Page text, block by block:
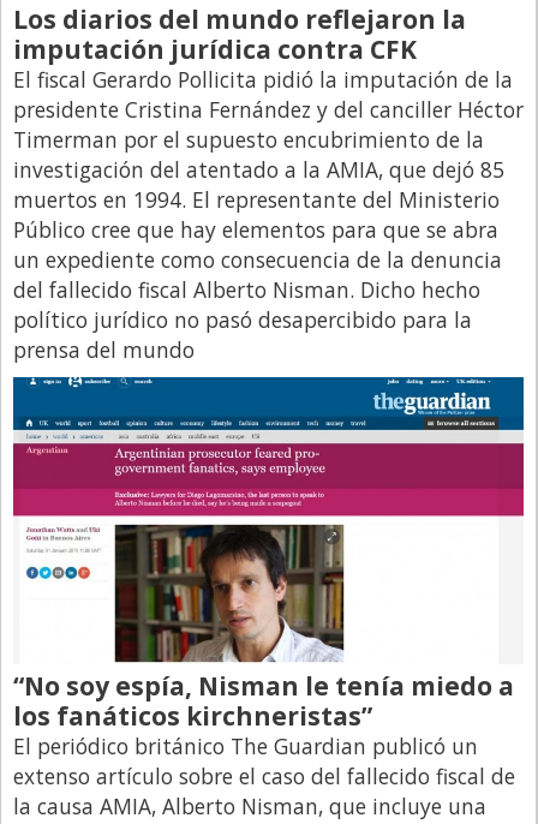
Los diarios del mundo reflejaron la
imputación jurídica contra CFK
El fiscal Gerardo Pollicita pidió la imputación de la
presidente Cristina Fernández y del canciller Héctor
Timerman por el supuesto encubrimiento de la
investigación del atentado a la AMIA, que dejó 85
muertos en 1994. El representante del Ministerio
Público cree que hay elementos para que se abra
un expediente como consecuencia de la denuncia
del fallecido fiscal Alberto Nisman. Dicho hecho
político jurídico no pasó desapercibido para la
prensa del mundo
“No soy espía, Nisman le tenía miedo a
los fanáticos kirchneristas”
El periódico británico The Guardian publicó un
extenso artículo sobre el caso del fallecido fiscal de
la causa AMIA, Alberto Nisman, que incluye una